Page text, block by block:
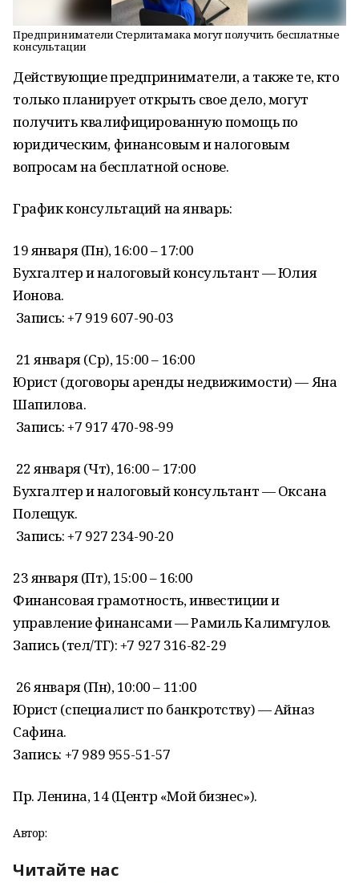
Предприниматели Стерлитамака могут получить бесплатные
консультации
Действующие предприниматели, а также те, кто
только планирует открыть свое дело, могут
получить квалифицированную помощь по
юридическим, финансовым и налоговым
вопросам на бесплатной основе.
График консультаций на январь:
19 января (Пн), 16:00 – 17:00
Бухгалтер и налоговый консультант — Юлия
Ионова.
Запись: +7 919 607-90-03
21 января (Ср), 15:00 – 16:00
Юрист (договоры аренды недвижимости) — Яна
Шапилова.
Запись: +7 917 470-98-99
22 января (Чт), 16:00 – 17:00
Бухгалтер и налоговый консультант — Оксана
Полещук.
Запись: +7 927 234-90-20
23 января (Пт), 15:00 – 16:00
Финансовая грамотность, инвестиции и
управление финансами — Рамиль Калимгулов.
Запись (тел/ТГ): +7 927 316-82-29
26 января (Пн), 10:00 – 11:00
Юрист (специалист по банкротству) — Айназ
Сафина.
Запись: +7 989 955-51-57
Пр. Ленина, 14 (Центр «Мой бизнес»).
Автор:
Читайте нас